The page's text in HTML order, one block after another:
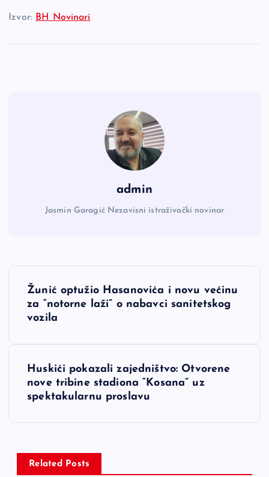
Izvor: BH Novinari
admin
Jasmin Garagić Nezavisni istraživački novinar
N
c
Žunić optužio Hasanovića i novu većinu
za “notorne laži” o nabavci sanitetskog
vozila
Huskići pokazali zajedništvo: Otvorene
nove tribine stadiona “Kosana” uz
spektakularnu proslavu
Related Posts